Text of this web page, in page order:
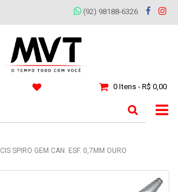
(92) 98188-6326
0 Itens - R$ 0,00
CIS SPIRO GEM CAN. ESF. 0,7MM OURO